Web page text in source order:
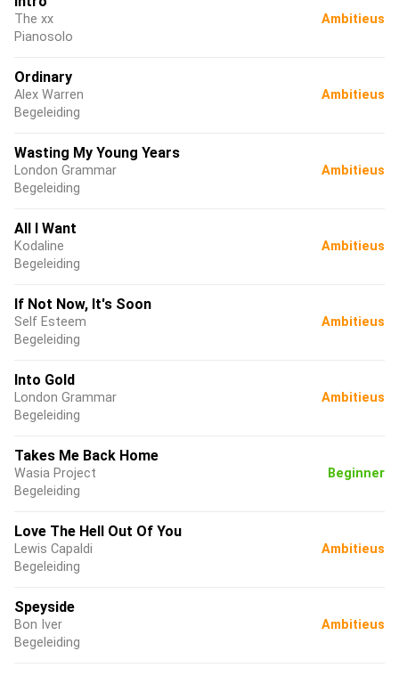
The xx
Pianosolo
Ambitieus
Ordinary
Alex Warren
Begeleiding
Ambitieus
Wasting My Young Years
London Grammar
Begeleiding
Ambitieus
All I Want
Kodaline
Begeleiding
Ambitieus
If Not Now, It's Soon
Self Esteem
Begeleiding
Ambitieus
Into Gold
London Grammar
Begeleiding
Ambitieus
Takes Me Back Home
Wasia Project
Begeleiding
Beginner
Love The Hell Out Of You
Lewis Capaldi
Begeleiding
Ambitieus
Speyside
Bon Iver
Begeleiding
Ambitieus